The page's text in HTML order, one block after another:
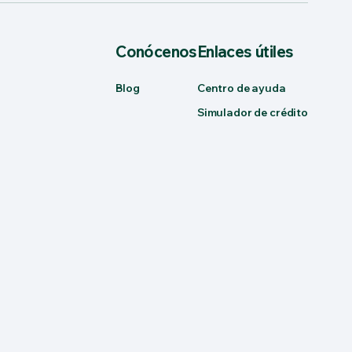
Conócenos
Blog
Enlaces útiles
Centro de ayuda
Simulador de crédito